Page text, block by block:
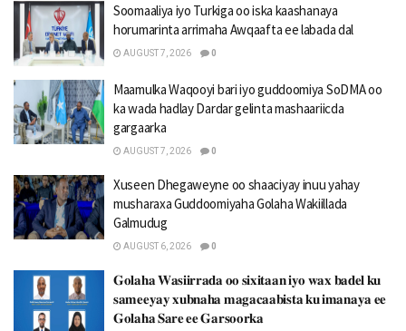
Soomaaliya iyo Turkiga oo iska kaashanaya
horumarinta arrimaha Awqaafta ee labada dal
AUGUST 7, 2026 0
Maamulka Waqooyi bari iyo guddoomiya SoDMA oo
ka wada hadlay Dardar gelinta mashaariicda
gargaarka
AUGUST 7, 2026 0
Xuseen Dhegaweyne oo shaaciyay inuu yahay
musharaxa Guddoomiyaha Golaha Wakiillada
Galmudug
AUGUST 6, 2026 0
𝐆𝐨𝐥𝐚𝐡𝐚 𝐖𝐚𝐬𝐢𝐢𝐫𝐫𝐚𝐝𝐚 𝐨𝐨 𝐬𝐢𝐱𝐢𝐭𝐚𝐚𝐧 𝐢𝐲𝐨 𝐰𝐚𝐱 𝐛𝐚𝐝𝐞𝐥 𝐤𝐮
𝐬𝐚𝐦𝐞𝐞𝐲𝐚𝐲 𝐱𝐮𝐛𝐧𝐚𝐡𝐚 𝐦𝐚𝐠𝐚𝐜𝐚𝐚𝐛𝐢𝐬𝐭𝐚 𝐤𝐮 𝐢𝐦𝐚𝐧𝐚𝐲𝐚 𝐞𝐞
𝐆𝐨𝐥𝐚𝐡𝐚 𝐒𝐚𝐫𝐞 𝐞𝐞 𝐆𝐚𝐫𝐬𝐨𝐨𝐫𝐤𝐚